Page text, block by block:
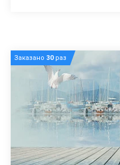
Заказано 30раз